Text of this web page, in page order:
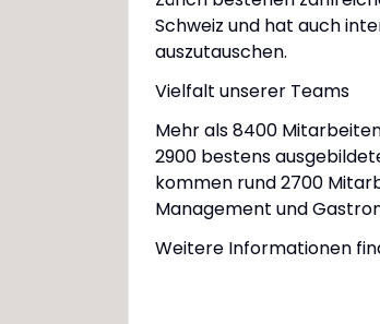
Schweiz und hat auch
auszutauschen.
Vielfalt unserer Teams
Mehr als 8400
2900 bestens
kommen rund 2700
Management und
Weitere Informationen